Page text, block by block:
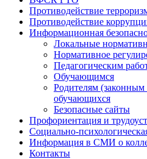
Противодействие
Противодействие
Информационная
Локальные
Нормативное
Педагогическим
Обучающимся
Родителям (законным
обучающихся
Безопасные сайты
Профориентация и
Социально-
Информация в СМИ о
Контакты